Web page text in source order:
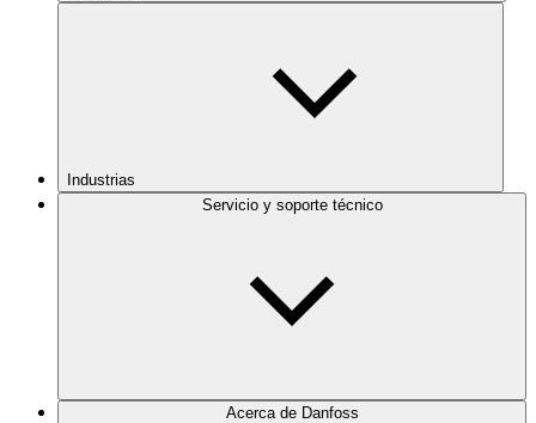
Industrias
Servicio y soporte técnico
Acerca de Danfoss